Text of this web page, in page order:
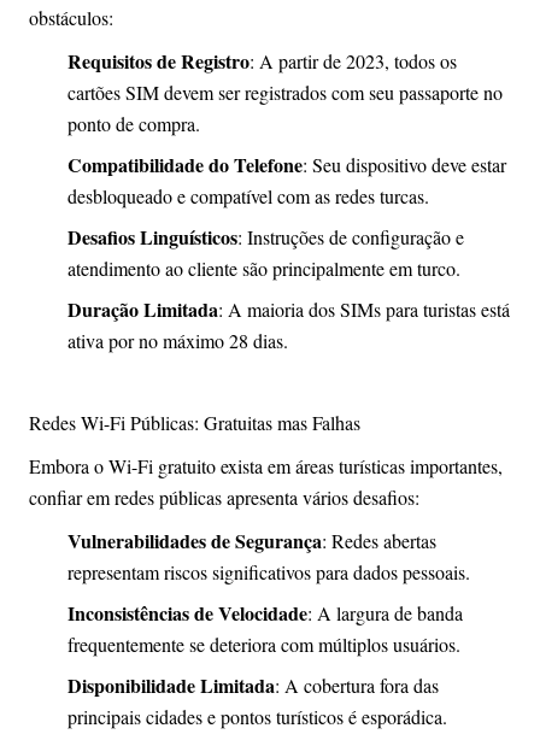
obstáculos:
Requisitos de Registro: A partir de 2023, todos os
cartões SIM devem ser registrados com seu passaporte no
ponto de compra.
Compatibilidade do Telefone: Seu dispositivo deve estar
desbloqueado e compatível com as redes turcas.
Desafios Linguísticos: Instruções de configuração e
atendimento ao cliente são principalmente em turco.
Duração Limitada: A maioria dos SIMs para turistas está
ativa por no máximo 28 dias.
Redes Wi-Fi Públicas: Gratuitas mas Falhas
Embora o Wi-Fi gratuito exista em áreas turísticas importantes,
confiar em redes públicas apresenta vários desafios:
Vulnerabilidades de Segurança: Redes abertas
representam riscos significativos para dados pessoais.
Inconsistências de Velocidade: A largura de banda
frequentemente se deteriora com múltiplos usuários.
Disponibilidade Limitada: A cobertura fora das
principais cidades e pontos turísticos é esporádica.